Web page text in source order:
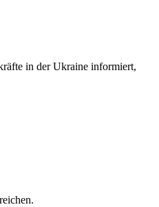
in der Ukraine informiert,